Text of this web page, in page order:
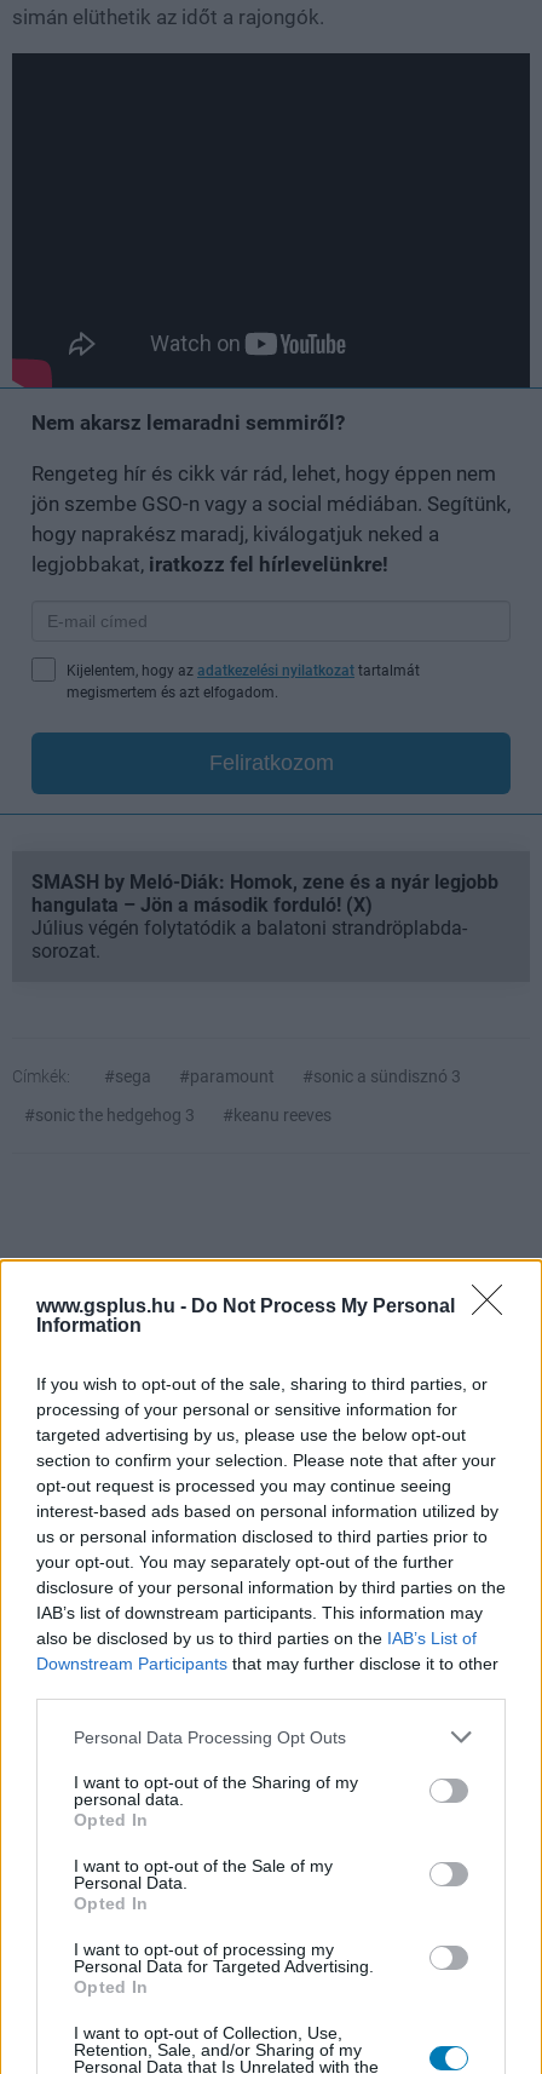
www.gsplus.hu - Do Not Process My Personal
Information
If you wish to opt-out of the sale, sharing to third parties, or
processing of your personal or sensitive information for
targeted advertising by us, please use the below opt-out
section to confirm your selection. Please note that after your
opt-out request is processed you may continue seeing
interest-based ads based on personal information utilized by
us or personal information disclosed to third parties prior to
your opt-out. You may separately opt-out of the further
disclosure of your personal information by third parties on the
IAB’s list of downstream participants. This information may
also be disclosed by us to third parties on the IAB’s List of
Downstream Participants that may further disclose it to other
Please note that this website/app uses one or more Google
not limited to your visit or usage behaviour. You may click to
grant or deny consent to Google and its third-party tags to
use your data for below specified purposes in below Google
consent section.
Personal Data Processing Opt Outs
I want to opt-out of the Sharing of my
personal data.
Opted In
I want to opt-out of the Sale of my
Personal Data.
Opted In
I want to opt-out of processing my
Personal Data for Targeted Advertising.
Opted In
I want to opt-out of Collection, Use,
Retention, Sale, and/or Sharing of my
Personal Data that Is Unrelated with the
simán elüthetik az időt a rajongók.
Nem akarsz lemaradni semmiről?
Rengeteg hír és cikk vár rád, lehet, hogy éppen nem
jön szembe GSO-n vagy a social médiában. Segítünk,
hogy naprakész maradj, kiválogatjuk neked a
legjobbakat, iratkozz fel hírlevelünkre!
Kijelentem, hogy az adatkezelési nyilatkozat tartalmát
megismertem és azt elfogadom.
Feliratkozom
SMASH by Meló-Diák: Homok, zene és a nyár legjobb
hangulata – Jön a második forduló! (X)
Július végén folytatódik a balatoni strandröplabda-
sorozat.
Címkék: #sega #paramount
#sonic a sündisznó 3
#sonic the hedgehog 3
#keanu reeves
Hozzászólások
Egy rakat játékot vág hozzánk
ingyen a Prime Gaming
2024 szeptember 7. 13:29
21.44%
A Prime Video megemeli az árait, ami nekünk
kifejezetten kellemetlen. A 900 forintos beugró helyett,
már 1900-at kell fizetnünk majd a szolgáltatásért, ami
de a Prime Gaminget is. A mi régiónkban a kettő egy
kalap alá tartozik, így nem csodálnánk, ha az áremelés
költségeitek közül.